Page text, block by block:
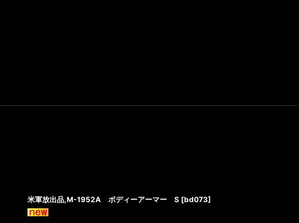
米軍放出品,M-1952A ボディーアーマー S [bd073]